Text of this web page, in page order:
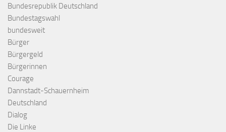
Bundesrepublik Deutschland
Bundestagswahl
bundesweit
Bürger
Bürgergeld
Bürgerinnen
Courage
Dannstadt-Schauernheim
Deutschland
Dialog
Die Linke